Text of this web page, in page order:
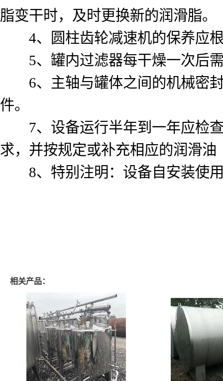
脂变干时，及时更换新的润滑脂。
4、圆柱齿轮减速机的保养应根
5、罐内过滤器每干燥一次后需
6、主轴与罐体之间的机械密封
件。
7、设备运行半年到一年应检查
求，并按规定或补充相应的润滑油
8、特别注明：设备自安装使用
相关产品：